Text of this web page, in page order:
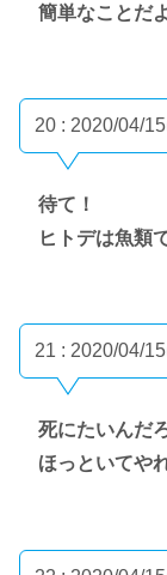
簡単なことだよ
20 : 2020/04/
待て！
ヒトデは魚類
21 : 2020/04/
死にたいんだ
ほっといてや